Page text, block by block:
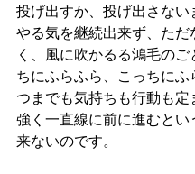
投げ出すか、投げ出さない
やる気を継続出来ず、ただ
く、風に吹かるる鴻毛のご
ちにふらふら、こっちにふ
つまでも気持ちも行動も定
強く一直線に前に進むとい
来ないのです。